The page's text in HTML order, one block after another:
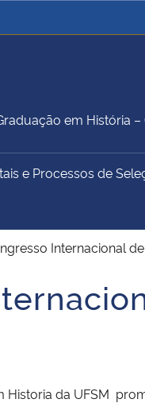
da Justiça e
da Educação
em História –
e Processos de
Internacional
da UFSM